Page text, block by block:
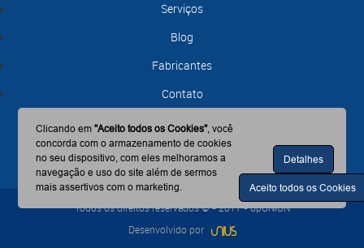
Serviços
Blog
Fabricantes
Contato
Todos os direitos reservados © - 2017 - dpUNION
Desenvolvido por
Clicando em"Aceito todos os Cookies", você
concorda com o armazenamento de cookies
no seu dispositivo, com eles melhoramos a
navegação e uso do site além de sermos
mais assertivos com o marketing.
Detalhes
Aceito todos os Cookies